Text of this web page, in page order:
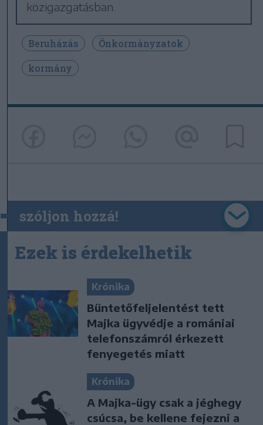
közigazgatásban.
Beruházás
Önkormányzatok
kormány
szóljon hozzá!
Ezek is érdekelhetik
Krónika
Büntetőfeljelentést tett
Majka ügyvédje a romániai
telefonszámról érkezett
fenyegetés miatt
Krónika
A Majka-ügy csak a jéghegy
csúcsa, be kellene fejezni a